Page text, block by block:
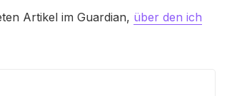
Artikel im Guardian, über den ich